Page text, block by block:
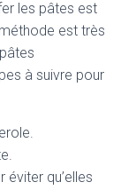
les pâtes est
est très
à suivre pour
qu’elles